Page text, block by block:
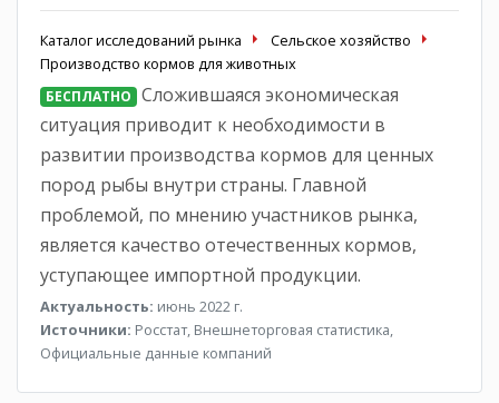
Каталог исследований рынка
Сельское хозяйство
Производство кормов для животных
БЕСПЛАТНО Сложившаяся экономическая
ситуация приводит к необходимости в
развитии производства кормов для ценных
пород рыбы внутри страны. Главной
проблемой, по мнению участников рынка,
является качество отечественных кормов,
уступающее импортной продукции.
Актуальность: июнь 2022 г.
Источники: Росстат, Внешнеторговая статистика,
Официальные данные компаний